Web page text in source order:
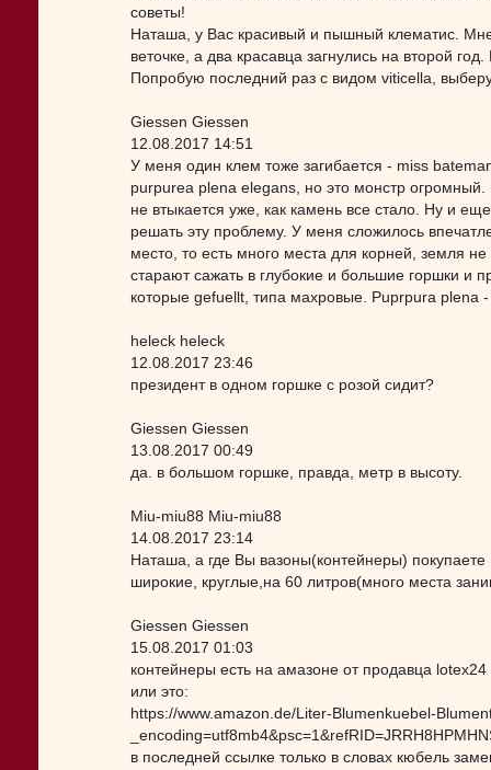
советы!
Наташа, у Вас красивый и пышный клематис.
веточке, а два красавца загнулись на второй
Попробую последний раз с видом viticella,
Giessen Giessen
12.08.2017 14:51
У меня один клем тоже загибается - miss
purpurea plena elegans, но это монстр
не втыкается уже, как камень все стало. Ну и
решать эту проблему. У меня сложилось
место, то есть много места для корней, земля
старают сажать в глубокие и большие горшки
которые gefuellt, типа махровые. Puprpura plena
heleck heleck
12.08.2017 23:46
президент в одном горшке с розой сидит?
Giessen Giessen
13.08.2017 00:49
да. в большом горшке, правда, метр в высоту.
Miu-miu88 Miu-miu88
14.08.2017 23:14
Наташа, а где Вы вазоны(контейнеры)
широкие, круглые,на 60 литров(много места
Giessen Giessen
15.08.2017 01:03
контейнеры есть на амазоне от продавца
или это:
https://www.amazon.de/Liter-Blumenkuebel-
в последней ссылке только в словах кюбель